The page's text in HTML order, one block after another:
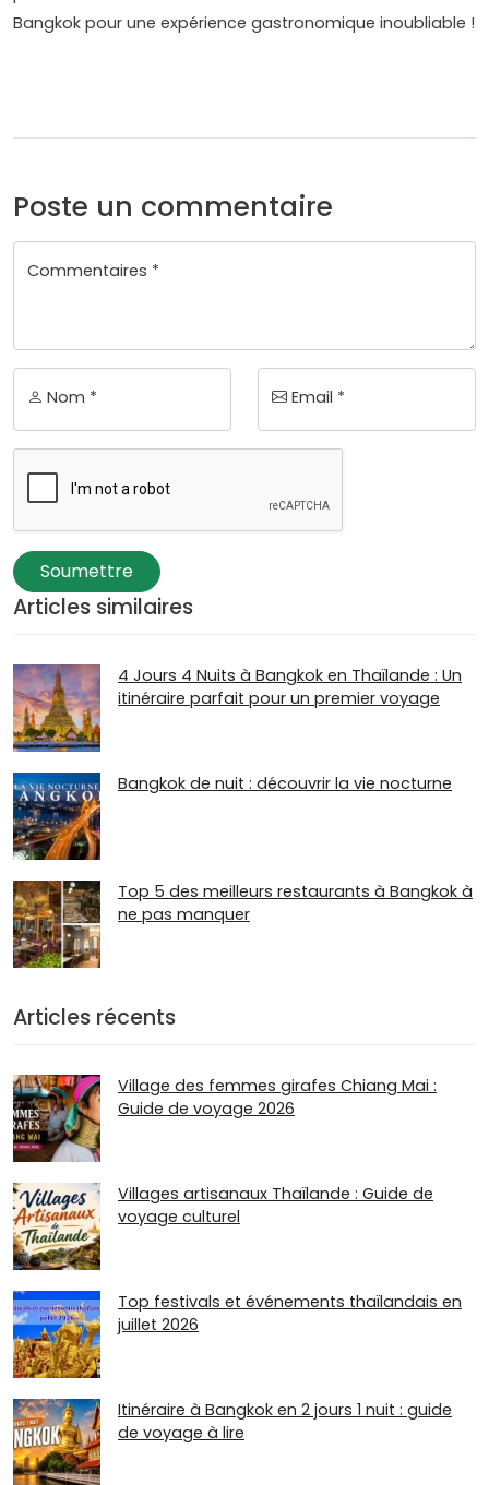
Bangkok pour une expérience gastronomique inoubliable !
Poste un commentaire
Commentaires *
Nom * Email *
Soumettre
Articles similaires
4 Jours 4 Nuits à Bangkok en Thaïlande : Un
itinéraire parfait pour un premier voyage
Bangkok de nuit : découvrir la vie nocturne
Top 5 des meilleurs restaurants à Bangkok à
ne pas manquer
Articles récents
Village des femmes girafes Chiang Mai :
Guide de voyage 2026
Villages artisanaux Thaïlande : Guide de
voyage culturel
Top festivals et événements thaïlandais en
juillet 2026
Itinéraire à Bangkok en 2 jours 1 nuit : guide
de voyage à lire